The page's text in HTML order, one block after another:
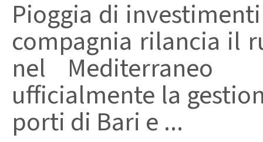
Pioggia di
compagnia rilancia il
nel Mediterraneo
ufficialmente la
porti di Bari e ...